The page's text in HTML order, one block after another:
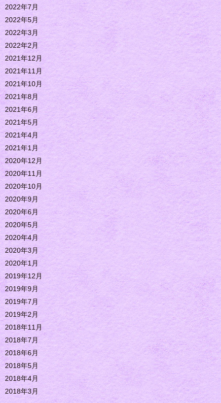
2022年7月
2022年5月
2022年3月
2022年2月
2021年12月
2021年11月
2021年10月
2021年8月
2021年6月
2021年5月
2021年4月
2021年1月
2020年12月
2020年11月
2020年10月
2020年9月
2020年6月
2020年5月
2020年4月
2020年3月
2020年1月
2019年12月
2019年9月
2019年7月
2019年2月
2018年11月
2018年7月
2018年6月
2018年5月
2018年4月
2018年3月